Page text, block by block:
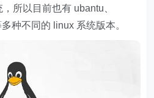
所以目前也有 ubantu、
种不同的 linux 系统版本。